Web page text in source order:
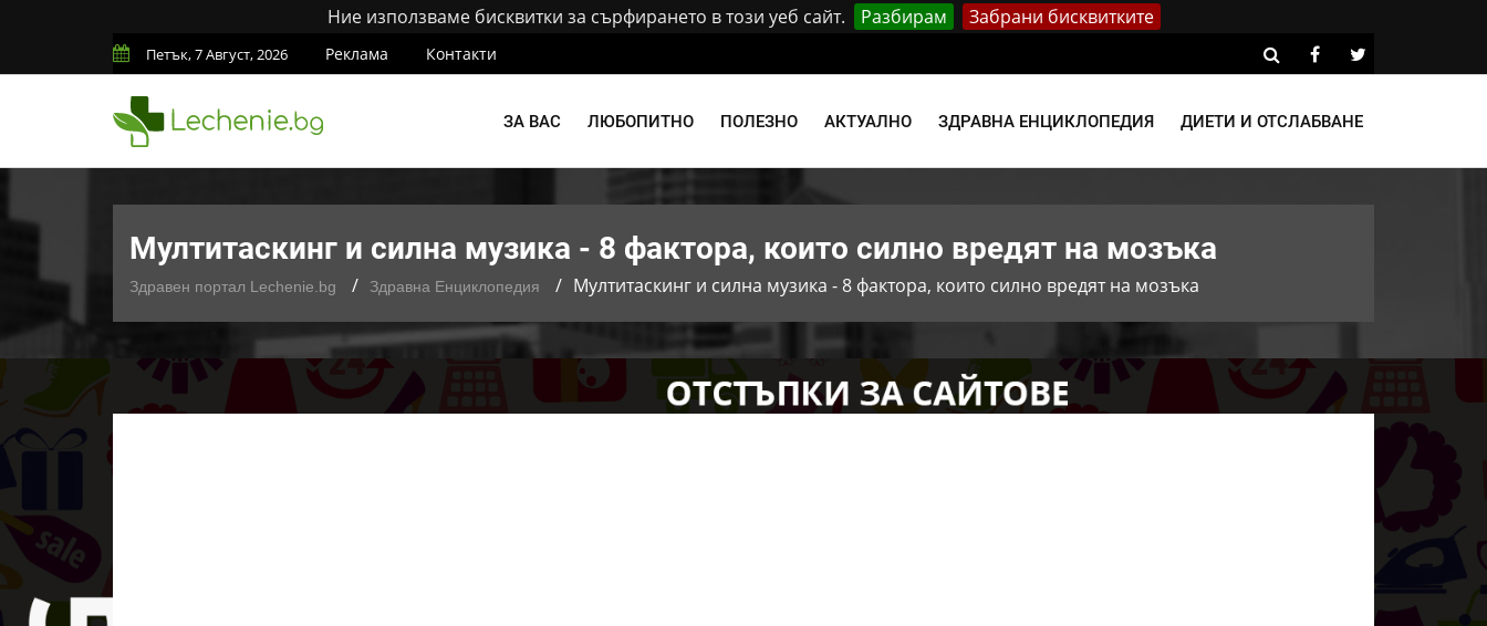
Ние използваме бисквитки за сърфирането в този уеб сайт. Разбирам Забрани бисквитките
Петък, 7 Август, 2026 Реклама Контакти
ЗА ВАС ЛЮБОПИТНО ПОЛЕЗНО АКТУАЛНО ЗДРАВНА ЕНЦИКЛОПЕДИЯ ДИЕТИ И ОТСЛАБВАНЕ
Мултитаскинг и силна музика - 8 фактора, които силно вредят на мозъка
Здравен портал Lechenie.bg Здравна Енциклопедия Мултитаскинг и силна музика - 8 фактора, които силно вредят на мозъка